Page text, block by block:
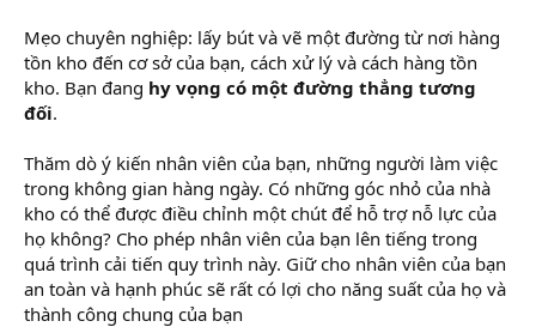
Mẹo chuyên nghiệp: lấy bút và vẽ một đường từ nơi hàng
tồn kho đến cơ sở của bạn, cách xử lý và cách hàng tồn
kho. Bạn đang hy vọng có một đường thẳng tương
đối.
Thăm dò ý kiến nhân viên của bạn, những người làm việc
trong không gian hàng ngày. Có những góc nhỏ của nhà
kho có thể được điều chỉnh một chút để hỗ trợ nỗ lực của
họ không? Cho phép nhân viên của bạn lên tiếng trong
quá trình cải tiến quy trình này. Giữ cho nhân viên của bạn
an toàn và hạnh phúc sẽ rất có lợi cho năng suất của họ và
thành công chung của bạn